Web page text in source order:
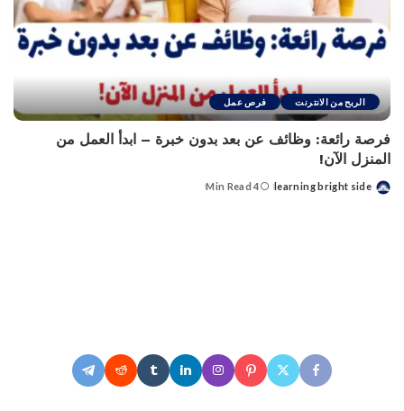
الربح من الانترنت فرص عمل
فرصة رائعة: وظائف عن بعد بدون خبرة – ابدأ العمل من
المنزل الآن!
Posted
learning bright side
4 Min Read